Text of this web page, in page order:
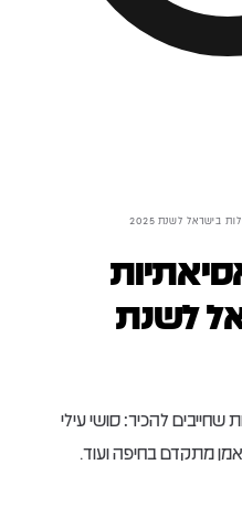
לשנת
שחייבים להכיר: סושי עילי
מתקדם בחיפה ועוד.